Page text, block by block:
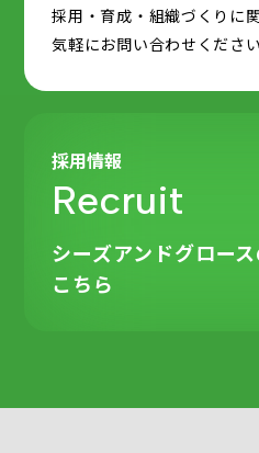
採用・育成・組織づくりに
気軽にお問い合わせください
採用情報
Recruit
シーズアンドグロー
こちら